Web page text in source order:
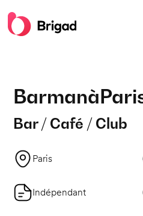
Barmanà
Bar / Café / Club
Paris
Indépendant